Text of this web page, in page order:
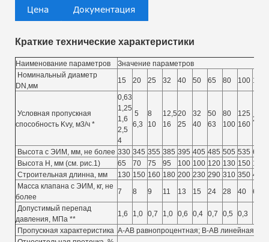
Краткие технические характеристики
Наименование параметров
Значение параметров
Номинальный диаметр
DN,мм
15 20 25 32 40 50 65 80 100 125
Условная пропускная
способность Kvy, м3/ч *
0,63
1,25
1,6
2,5
4
5
6,3
8
10
12,5
16
20
25
32
40
50
63
80
100
125
160
250
Высота с ЭИМ, мм, не более 330 345 355 385 395 405 485 505 535 630
Высота Н, мм (см. рис.1)
65 70 75 95 100 100 120 130 150 160
Строительная длинна, мм
130 150 160 180 200 230 290 310 350 400
Масса клапана с ЭИМ, кг, не
более
7 8 9 11 13 15 24 28 40
64
Допустимый перепад
давления, МПа **
1,6 1,0 0,7 1,0 0,6 0,4 0,7 0,5 0,3
Пропускная характеристика А-АВ равнопроцентная; В-АВ линейная